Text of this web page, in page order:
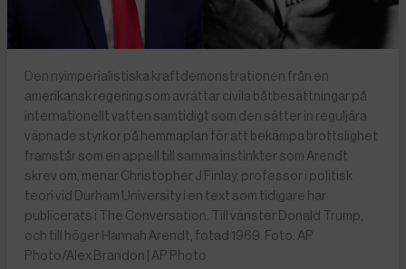
Den nyimperialistiska kraftdemonstrationen från en
amerikansk regering som avrättar civila båtbesättningar på
internationellt vatten samtidigt som den sätter in reguljära
väpnade styrkor på hemmaplan för att bekämpa brottslighet
framstår som en appell till samma instinkter som Arendt
skrev om, menar Christopher J Finlay, professor i politisk
teori vid Durham University i en text som tidigare har
publicerats i The Conversation. Till vänster Donald Trump,
och till höger Hannah Arendt, fotad 1969. Foto: AP
Photo/Alex Brandon | AP Photo